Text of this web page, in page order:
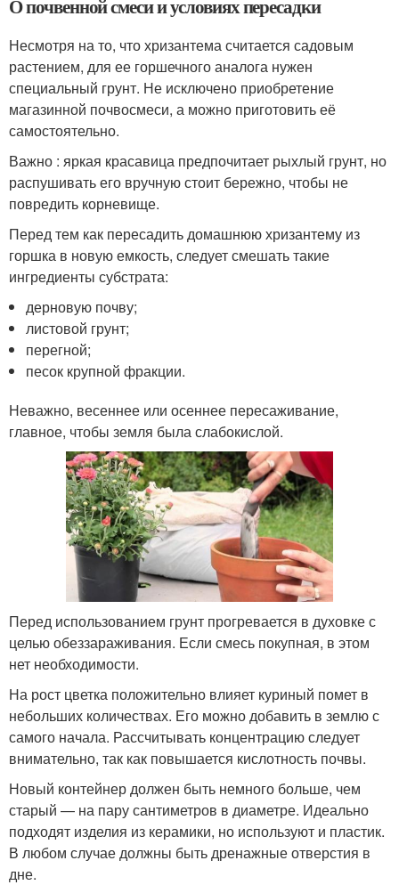
О почвенной смеси и условиях пересадки
Несмотря на то, что хризантема считается садовым
растением, для ее горшечного аналога нужен
специальный грунт. Не исключено приобретение
магазинной почвосмеси, а можно приготовить её
самостоятельно.
Важно : яркая красавица предпочитает рыхлый грунт, но
распушивать его вручную стоит бережно, чтобы не
повредить корневище.
Перед тем как пересадить домашнюю хризантему из
горшка в новую емкость, следует смешать такие
ингредиенты субстрата:
дерновую почву;
листовой грунт;
перегной;
песок крупной фракции.
Неважно, весеннее или осеннее пересаживание,
главное, чтобы земля была слабокислой.
Перед использованием грунт прогревается в духовке с
целью обеззараживания. Если смесь покупная, в этом
нет необходимости.
На рост цветка положительно влияет куриный помет в
небольших количествах. Его можно добавить в землю с
самого начала. Рассчитывать концентрацию следует
внимательно, так как повышается кислотность почвы.
Новый контейнер должен быть немного больше, чем
старый — на пару сантиметров в диаметре. Идеально
подходят изделия из керамики, но используют и пластик.
В любом случае должны быть дренажные отверстия в
дне.